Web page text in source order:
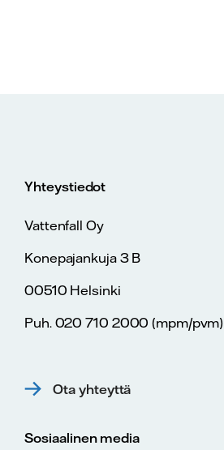
Yhteystiedot
Vattenfall Oy
Konepajankuja 3 B
00510 Helsinki
Puh. 020 710 2000 (mpm/pvm)
Ota yhteyttä
Sosiaalinen media